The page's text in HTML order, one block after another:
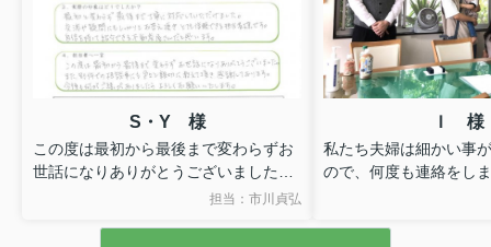
S・Y 様
この度は最初から最後まで変わらずお
世話になりありがとうございました。
また、別件での相談事にも色々と親切
担当：市川貞弘
Ｉ 様
私たち夫婦は細かい事
ので、何度も連絡をし